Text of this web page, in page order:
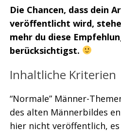
Die Chancen, dass dein
veröffentlicht wird,
mehr du diese
berücksichtigst.
Inhaltliche Kriterien
“Normale” Männer-
des alten Männerbildes
hier nicht veröffentlich, es